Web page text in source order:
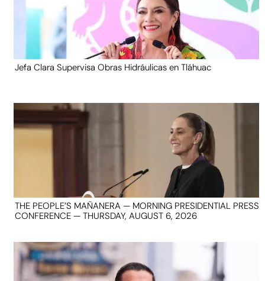
Jefa Clara Supervisa Obras Hidráulicas en Tláhuac
THE PEOPLE’S MAÑANERA — MORNING PRESIDENTIAL PRESS
CONFERENCE — THURSDAY, AUGUST 6, 2026